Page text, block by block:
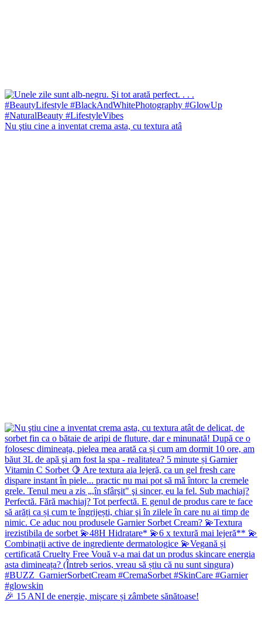
Nu ştiu cine a inventat crema asta, cu textura atâ
🎉 15 ANI de energie, mișcare și zâmbete sănătoase!